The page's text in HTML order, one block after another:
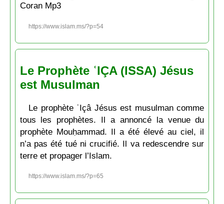
Coran Mp3
https://www.islam.ms/?p=54
Le Prophète ʿIÇA (ISSA) Jésus
est Musulman
Le prophète ʿIçâ Jésus est musulman comme
tous les prophètes. Il a annoncé la venue du
prophète Mouḥammad. Il a été élevé au ciel, il
n’a pas été tué ni crucifié. Il va redescendre sur
terre et propager l’Islam.
https://www.islam.ms/?p=65